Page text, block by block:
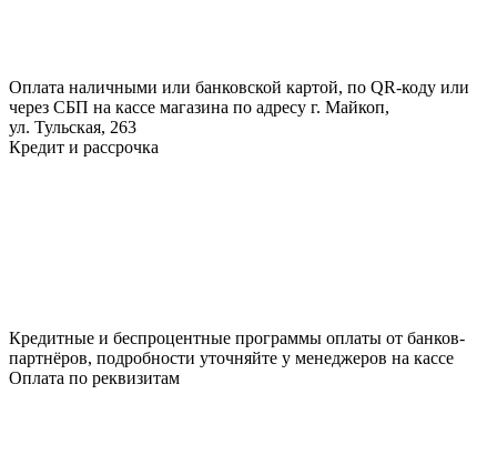
Оплата наличными или банковской картой, по QR-коду или
через СБП на кассе магазина по адресу г. Майкоп,
ул. Тульская, 263
Кредит и рассрочка
Кредитные и беспроцентные программы оплаты от банков-
партнёров, подробности уточняйте у менеджеров на кассе
Оплата по реквизитам